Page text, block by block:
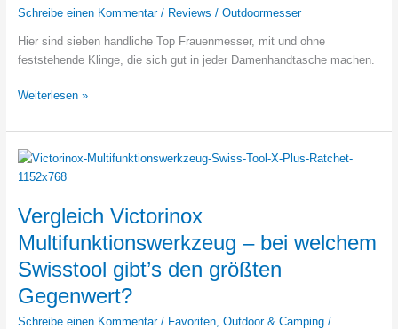
Schreibe einen Kommentar / Reviews / Outdoormesser
Hier sind sieben handliche Top Frauenmesser, mit und ohne
feststehende Klinge, die sich gut in jeder Damenhandtasche machen.
7
Frauenmesser
für
die
Weiterlesen »
Vergleich Victorinox
Multifunktionswerkzeug – bei welchem
Swisstool gibt’s den größten
Gegenwert?
Schreibe einen Kommentar / Favoriten, Outdoor & Camping/